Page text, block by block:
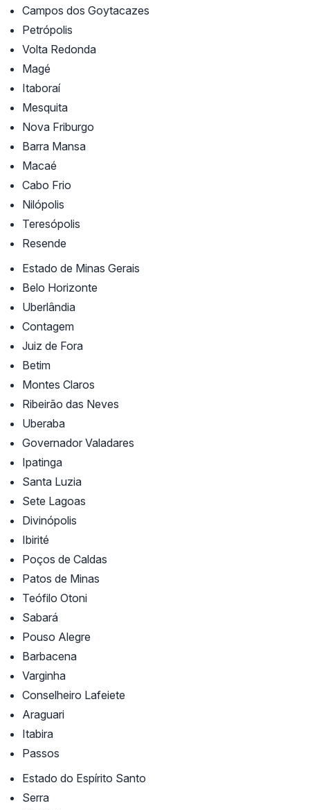
Campos dos Goytacazes
Petrópolis
Volta Redonda
Magé
Itaboraí
Mesquita
Nova Friburgo
Barra Mansa
Macaé
Cabo Frio
Nilópolis
Teresópolis
Resende
Estado de Minas Gerais
Belo Horizonte
Uberlândia
Contagem
Juiz de Fora
Betim
Montes Claros
Ribeirão das Neves
Uberaba
Governador Valadares
Ipatinga
Santa Luzia
Sete Lagoas
Divinópolis
Ibirité
Poços de Caldas
Patos de Minas
Teófilo Otoni
Sabará
Pouso Alegre
Barbacena
Varginha
Conselheiro Lafeiete
Araguari
Itabira
Passos
Estado do Espírito Santo
Serra